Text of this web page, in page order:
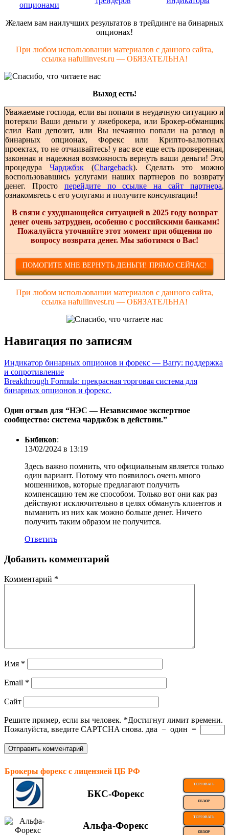
Желаем вам наилучших результатов в трейдинге на бинарных
опционах!
При любом использовании материалов с данного сайта,
ссылка наfullinvest.ru — ОБЯЗАТЕЛЬНА!
Выход есть!
Уважаемые господа, если вы попали в неудачную ситуацию и
потеряли Ваши деньги у лжеброкера, или Брокер-обманщик
слил Ваш депозит, или Вы нечаянно попали на развод в
бинарных опционах, Форекс или Крипто-валютных
проектах, то не отчаивайтесь! у вас все еще есть проверенная,
законная и надежная возможность вернуть ваши деньги! Это
процедураЧарджбэк (Chargeback). Сделать это можно
воспользовавшись услугами наших партнеров по возврату
денег. Просто перейдите по ссылке на сайт партнера,
ознакомьтесь с его услугами и получите консультации!
В связи с ухудшающейся ситуацией в 2025 году возврат
денег очень затруднен, особенно с российскими банками!
Пожалуйста уточняйте этот момент при общении по
вопросу возврата денег. Мы заботимся о Вас!
ПОМОГИТЕ МНЕ ВЕРНУТЬ ДЕНЬГИ! ПРЯМО СЕЙЧАС!
При любом использовании материалов с данного сайта,
ссылка наfullinvest.ru — ОБЯЗАТЕЛЬНА!
Навигация по записям
Индикатор бинарных опционов и форекс — Barry: поддержка
и сопротивление
Breakthrough Formula: прекрасная торговая система для
бинарных опционов и форекс.
Один отзыв для “НЭС — Независимое экспертное
сообщество: система чарджбэк в действии.”
Бибиков:
13/02/2024 в 13:19
Здесь важно помнить, что официальным является только
один вариант. Потому что появилось очень много
мошенников, которые предлагают получить
компенсацию тем же способом. Только вот они как раз
действуют исключительно в целях обмануть клиентов и
выманить из них как можно больше денег. Ничего
получить таким образом не получится.
Ответить
Добавить комментарий
Комментарий *
Имя *
Email *
Сайт
Решите пример, если вы человек. *Достигнут лимит времени.
Пожалуйста, введите CAPTCHA снова. два − один =
Брокеры форекс с лицензией ЦБ РФ
БКС-Форекс
ТОРГОВАТЬ
ОБЗОР
Альфа-Форекс
ТОРГОВАТЬ
ОБЗОР